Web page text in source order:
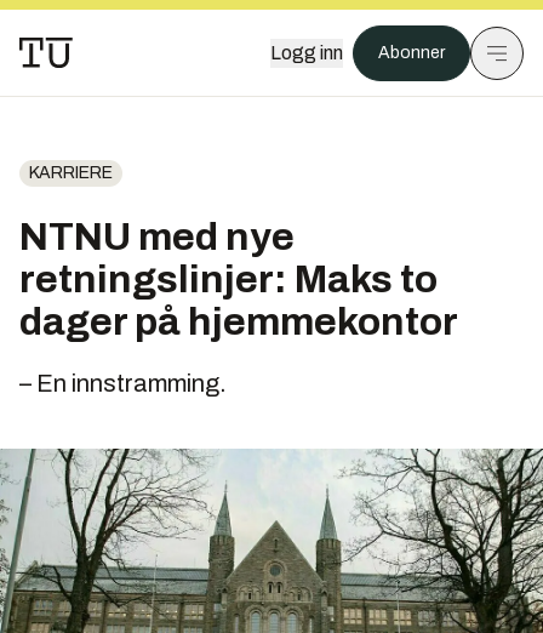
Logg inn Abonner
KARRIERE
NTNU med nye
retningslinjer: Maks to
dager på hjemmekontor
– En innstramming.